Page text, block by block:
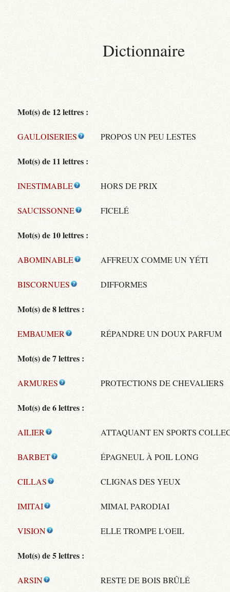
Dictionnaire
Mot(s) de 12 lettres :
GAULOISERIES PROPOS UN PEU LESTES
Mot(s) de 11 lettres :
INESTIMABLE HORS DE PRIX
SAUCISSONNE FICELÉ
Mot(s) de 10 lettres :
ABOMINABLE AFFREUX COMME UN YÉTI
BISCORNUES DIFFORMES
Mot(s) de 8 lettres :
EMBAUMER RÉPANDRE UN DOUX PARFUM
Mot(s) de 7 lettres :
ARMURES PROTECTIONS DE CHEVALIERS
Mot(s) de 6 lettres :
AILIER ATTAQUANT EN SPORTS
BARBET ÉPAGNEUL À POIL LONG
CILLAS CLIGNAS DES YEUX
IMITAI MIMAI, PARODIAI
VISION ELLE TROMPE L'OEIL
Mot(s) de 5 lettres :
ARSIN RESTE DE BOIS BRÛLÉ